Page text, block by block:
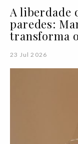
A liberdade
paredes:
transforma
23 Jul 2026